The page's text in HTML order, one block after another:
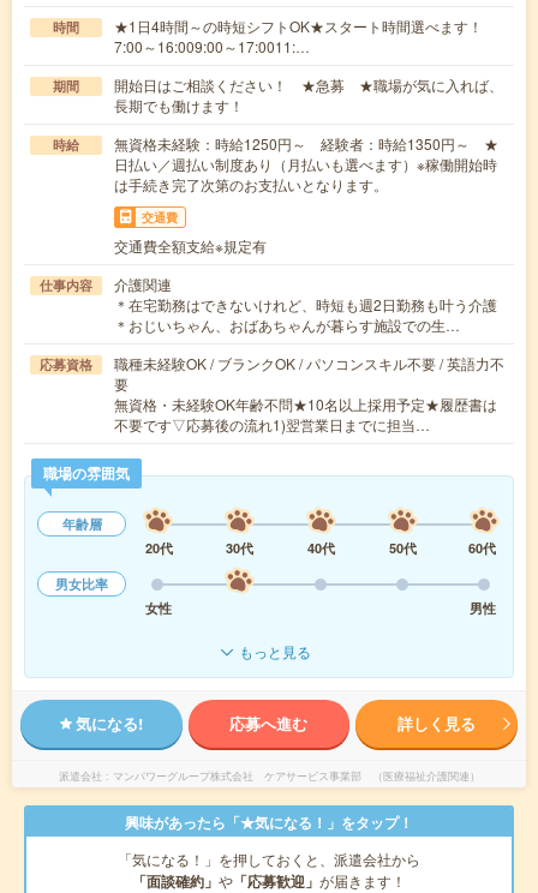
時間
★1日4時間～の時短シフトOK★スタート時間選べます！
7:00～16:009:00～17:0011:…
期間
開始日はご相談ください！ ★急募 ★職場が気に入れば、
長期でも働けます！
時給
無資格未経験：時給1250円～ 経験者：時給1350円～ ★
日払い／週払い制度あり（月払いも選べます）※稼働開始時
は手続き完了次第のお支払いとなります。
交通費
交通費全額支給※規定有
仕事内容
介護関連
＊在宅勤務はできないけれど、時短も週2日勤務も叶う介護
＊おじいちゃん、おばあちゃんが暮らす施設での生…
応募資格
職種未経験OK / ブランクOK / パソコンスキル不要 / 英語力不
要
無資格・未経験OK年齢不問★10名以上採用予定★履歴書は
不要です▽応募後の流れ1)翌営業日までに担当…
職場の雰囲気
年齢層
20代
30代 40代 50代
60代
男女比率
女性
男性
もっと見る
気になる! 応募へ進む 詳しく見る
派遣会社 マンパワーグループ株式会社 ケアサービス事業部 （医療福祉介護関連）
興味があったら「★気になる！」をタップ！
「気になる！」を押しておくと、派遣会社から
「面談確約」 や 「応募歓迎」 が届きます！